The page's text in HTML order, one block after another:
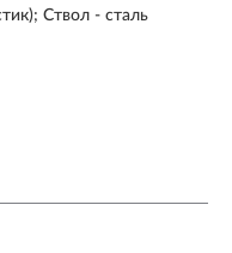
Ствол - сталь